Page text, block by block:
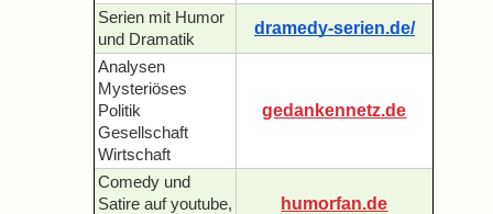
Serien mit Humor
und Dramatik
dramedy-serien.de/
Analysen
Mysteriöses
Politik
Gesellschaft
Wirtschaft
gedankennetz.de
Comedy und
Satire auf youtube,
humorfan.de